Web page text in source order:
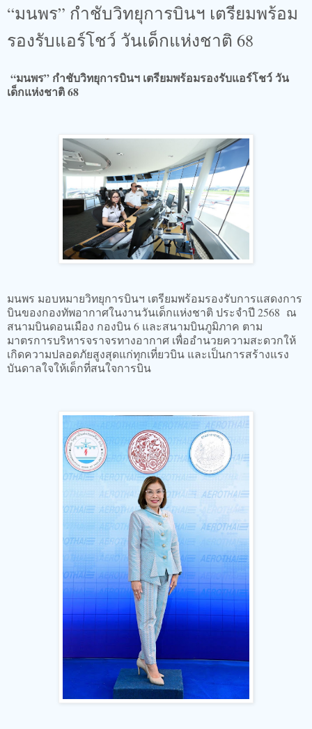
“มนพร” กำชับวิทยุการบินฯ เตรียมพร้อม
รองรับแอร์โชว์ วันเด็กแห่งชาติ 68
“มนพร” กำชับวิทยุการบินฯ เตรียมพร้อมรองรับแอร์โชว์ วัน
เด็กแห่งชาติ 68
มนพร มอบหมายวิทยุการบินฯ เตรียมพร้อมรองรับการแสดงการ
บินของกองทัพอากาศในงานวันเด็กแห่งชาติ ประจำปี 2568 ณ
สนามบินดอนเมือง กองบิน 6 และสนามบินภูมิภาค ตาม
มาตรการบริหารจราจรทางอากาศ เพื่ออำนวยความสะดวกให้
เกิดความปลอดภัยสูงสุดแก่ทุกเที่ยวบิน และเป็นการสร้างแรง
บันดาลใจให้เด็กที่สนใจการบิน